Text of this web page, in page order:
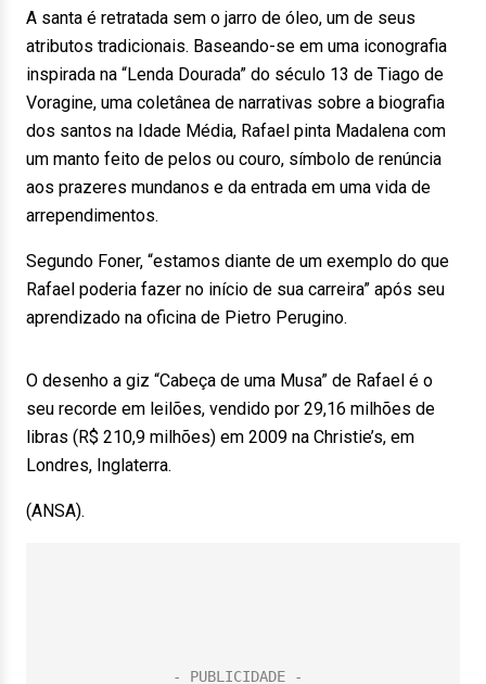
A santa é retratada sem o jarro de óleo, um de seus
atributos tradicionais. Baseando-se em uma iconografia
inspirada na “Lenda Dourada” do século 13 de Tiago de
Voragine, uma coletânea de narrativas sobre a biografia
dos santos na Idade Média, Rafael pinta Madalena com
um manto feito de pelos ou couro, símbolo de renúncia
aos prazeres mundanos e da entrada em uma vida de
arrependimentos.
Segundo Foner, “estamos diante de um exemplo do que
Rafael poderia fazer no início de sua carreira” após seu
aprendizado na oficina de Pietro Perugino.
O desenho a giz “Cabeça de uma Musa” de Rafael é o
seu recorde em leilões, vendido por 29,16 milhões de
libras (R$ 210,9 milhões) em 2009 na Christie’s, em
Londres, Inglaterra.
(ANSA).